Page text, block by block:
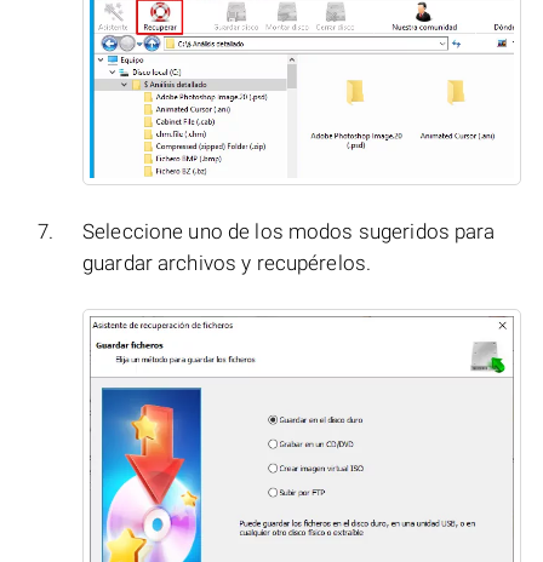
Seleccione uno de los modos sugeridos para
guardar archivos y recupérelos.